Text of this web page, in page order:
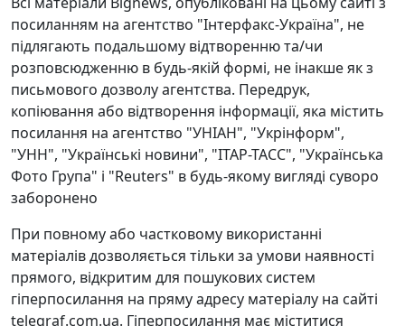
посиланням на агентство "Інтерфакс-Україна", не
підлягають подальшому відтворенню та/чи
розповсюдженню в будь-якій формі, не інакше як з
письмового дозволу агентства. Передрук,
копіювання або відтворення інформації, яка містить
посилання на агентство "УНІАН", "Укрінформ",
"УНН", "Українські новини", "ІТАР-ТАСС", "Українська
Фото Група" і "Reuters" в будь-якому вигляді суворо
заборонено
При повному або частковому використанні
матеріалів дозволяється тільки за умови наявності
прямого, відкритим для пошукових систем
гіперпосилання на пряму адресу матеріалу на сайті
telegraf.com.ua. Гіперпосилання має міститися